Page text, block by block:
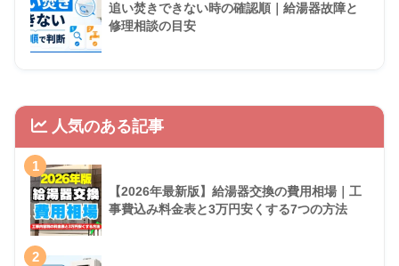
追い焚きできない時の確認順｜給湯器故障と
修理相談の目安
人気のある記事
1
【2026年最新版】給湯器交換の費用相場｜工
事費込み料金表と3万円安くする7つの方法
2